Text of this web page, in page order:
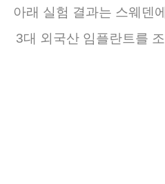
아래 실험 결과는 스웨덴
3대 외국산 임플란트를